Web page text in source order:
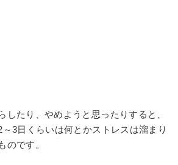
したり、やめようと思ったりすると、
3日くらいは何とかストレスは溜まり
のです。